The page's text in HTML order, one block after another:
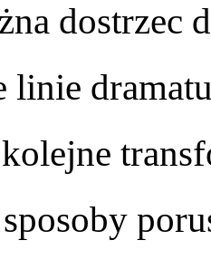
dostrzec
linie